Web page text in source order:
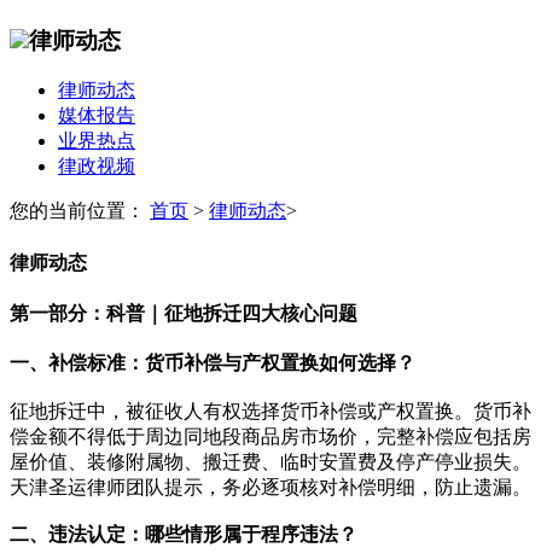
律师动态
律师动态
媒体报告
业界热点
律政视频
您的当前位置： 首页 > 律师动态>
律师动态
第一部分：科普｜征地拆迁四大核心问题
一、补偿标准：货币补偿与产权置换如何选择？
征地拆迁中，被征收人有权选择货币补偿或产权置换。货币补
偿金额不得低于周边同地段商品房市场价，完整补偿应包括房
屋价值、装修附属物、搬迁费、临时安置费及停产停业损失。
天津圣运律师团队提示，务必逐项核对补偿明细，防止遗漏。
二、违法认定：哪些情形属于程序违法？